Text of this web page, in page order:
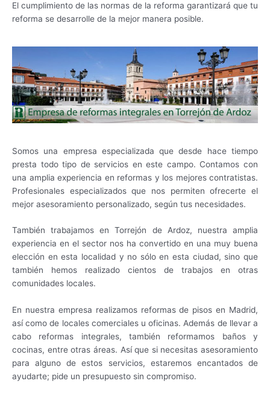
El cumplimiento de las normas de la reforma garantizará que tu
reforma se desarrolle de la mejor manera posible.
Somos una empresa especializada que desde hace tiempo
presta todo tipo de servicios en este campo. Contamos con
una amplia experiencia en reformas y los mejores contratistas.
Profesionales especializados que nos permiten ofrecerte el
mejor asesoramiento personalizado, según tus necesidades.
También trabajamos en Torrejón de Ardoz, nuestra amplia
experiencia en el sector nos ha convertido en una muy buena
elección en esta localidad y no sólo en esta ciudad, sino que
también hemos realizado cientos de trabajos en otras
comunidades locales.
En nuestra empresa realizamos reformas de pisos en Madrid,
así como de locales comerciales u oficinas. Además de llevar a
cabo reformas integrales, también reformamos baños y
cocinas, entre otras áreas. Así que si necesitas asesoramiento
para alguno de estos servicios, estaremos encantados de
ayudarte; pide un presupuesto sin compromiso.